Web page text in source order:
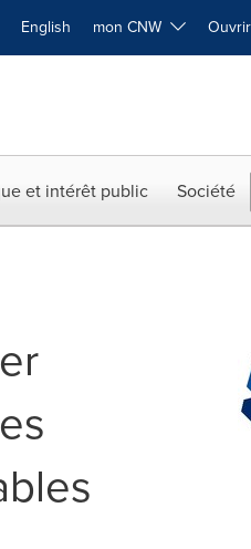
English mon CNW
et intérêt public Société